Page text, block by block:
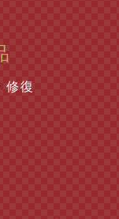
修復